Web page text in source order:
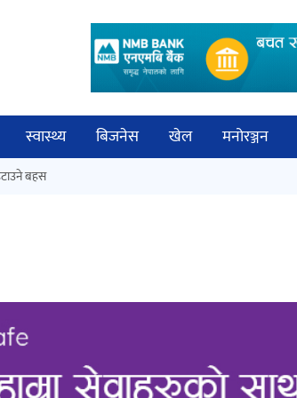
स्वास्थ्य बिजनेस खेल मनोरञ्जन
औपचारिक सेवा सञ्चालनमा
बहस